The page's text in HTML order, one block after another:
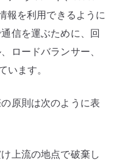
報を利用できるように
信を運ぶために、回
ロードバランサー、
ます。
原則は次のように表
上流の地点で破棄し